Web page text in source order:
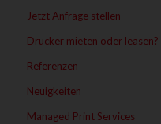
Jetzt Anfrage stellen
Drucker mieten oder leasen?
Referenzen
Neuigkeiten
Managed Print Services